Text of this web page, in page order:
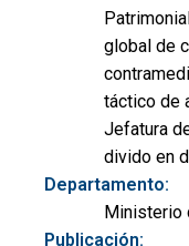
global de
táctico de
Jefatura
divido en
Departamento:
Ministerio
Publicación: